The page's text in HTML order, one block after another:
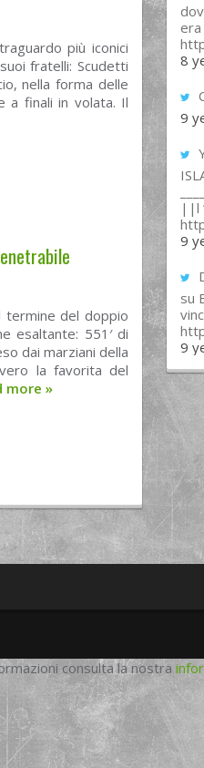
più iconici
fratelli: Scudetti
nella forma delle
a finali in volata. Il
termine del doppio
esaltante: 551′ di
dai marziani della
la favorita del
more »
era
8
9
||l
9
su
9
consulta la nostra